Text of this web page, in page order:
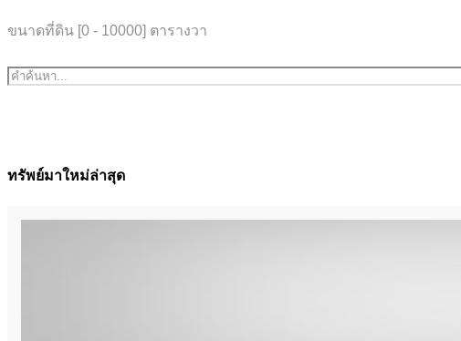
ขนาดที่ดิน [0 - 10000] ตารางวา
ทรัพย์มาใหม่ล่าสุด